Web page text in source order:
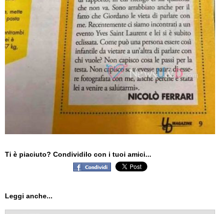
Ti è piaciuto? Condividilo con i tuoi amici...
Leggi anche...